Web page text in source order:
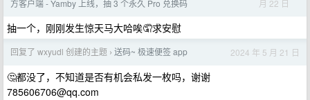
方客户端 - Yamby 上线，抽 3 个永久 Pro 兑换码
月 22 日
抽一个，刚刚发生惊天马大哈唉🤦求安慰
回复了 wxyudl 创建的主题 › 送码~ 极速便签 app 2024 年 5 月 21 日
🤔都没了，不知道是否有机会私发一枚吗，谢谢
785606706@qq.com